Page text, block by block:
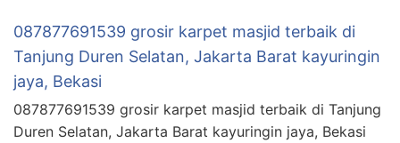
087877691539 grosir karpet masjid terbaik di
Tanjung Duren Selatan, Jakarta Barat kayuringin
jaya, Bekasi
087877691539 grosir karpet masjid terbaik di Tanjung
Duren Selatan, Jakarta Barat kayuringin jaya, Bekasi